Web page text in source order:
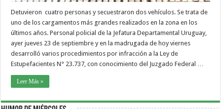
Detuvieron cuatro personas y secuestraron dos vehículos. Se trata de
uno de los cargamentos más grandes realizados en la zona en los
últimos años. Personal policial de la Jefatura Departamental Uruguay,
ayer jueves 23 de septiembre y en la madrugada de hoy viernes
desarrolló varios procedimientos por infracción a la Ley de
Estupefacientes N° 23.737, con conocimiento del Juzgado Federal …
Leer Más »